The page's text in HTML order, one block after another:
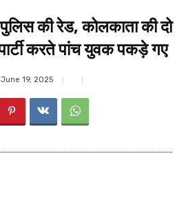
की रेड, कोलकाता की दो
करते पांच युवक पकड़े गए
June 19, 2025